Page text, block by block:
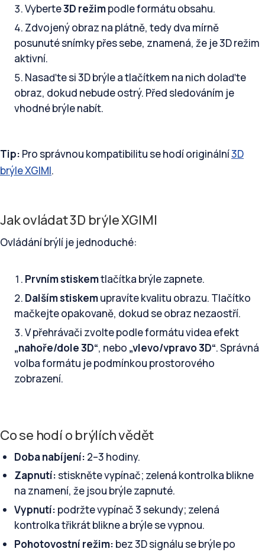
Vyberte3D režimpodle formátu obsahu.
Zdvojený obraz na plátně, tedy dva mírně
posunuté snímky přes sebe, znamená, že je 3D režim
aktivní.
Nasaďte si 3D brýle a tlačítkem na nich dolaďte
obraz, dokud nebude ostrý. Před sledováním je
vhodné brýle nabít.
Tip: Pro správnou kompatibilitu se hodí originální3D
brýle XGIMI.
Jak ovládat 3D brýle XGIMI
Ovládání brýlí je jednoduché:
Prvním stiskemtlačítka brýle zapnete.
Dalším stiskemupravíte kvalitu obrazu. Tlačítko
mačkejte opakovaně, dokud se obraz nezaostří.
V přehrávači zvolte podle formátu videa efekt
„nahoře/dole 3D“, nebo „vlevo/vpravo 3D“. Správná
volba formátu je podmínkou prostorového
zobrazení.
Co se hodí o brýlích vědět
Doba nabíjení: 2–3 hodiny.
Zapnutí:stiskněte vypínač; zelená kontrolka blikne
na znamení, že jsou brýle zapnuté.
Vypnutí: podržte vypínač 3 sekundy; zelená
kontrolka třikrát blikne a brýle se vypnou.
Pohotovostní režim: bez 3D signálu se brýle po